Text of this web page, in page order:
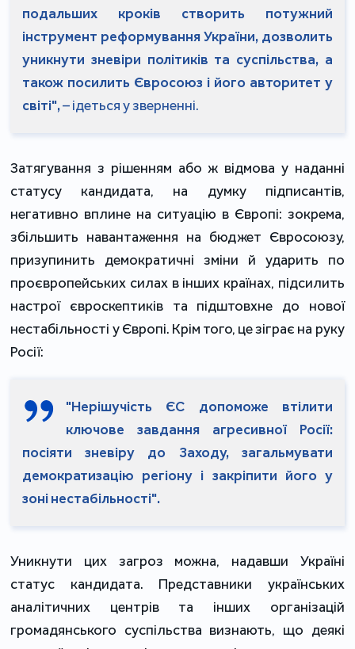
подальших кроків створить потужний
інструмент реформування України, дозволить
уникнути зневіри політиків та суспільства, а
також посилить Євросоюз і його авторитет у
світі",– ідеться у зверненні.
Затягування з рішенням або ж відмова у наданні
статусу кандидата, на думку підписантів,
негативно вплине на ситуацію в Європі: зокрема,
збільшить навантаження на бюджет Євросоюзу,
призупинить демократичні зміни й ударить по
проєвропейських силах в інших країнах, підсилить
настрої євроскептиків та підштовхне до нової
нестабільності у Європі. Крім того, це зіграє на руку
Росії:
"Нерішучість ЄС допоможе втілити
ключове завдання агресивної Росії:
посіяти зневіру до Заходу, загальмувати
демократизацію регіону і закріпити його у
зоні нестабільності".
Уникнути цих загроз можна, надавши Україні
статус кандидата. Представники українських
аналітичних центрів та інших організацій
громадянського суспільства визнають, що деякі